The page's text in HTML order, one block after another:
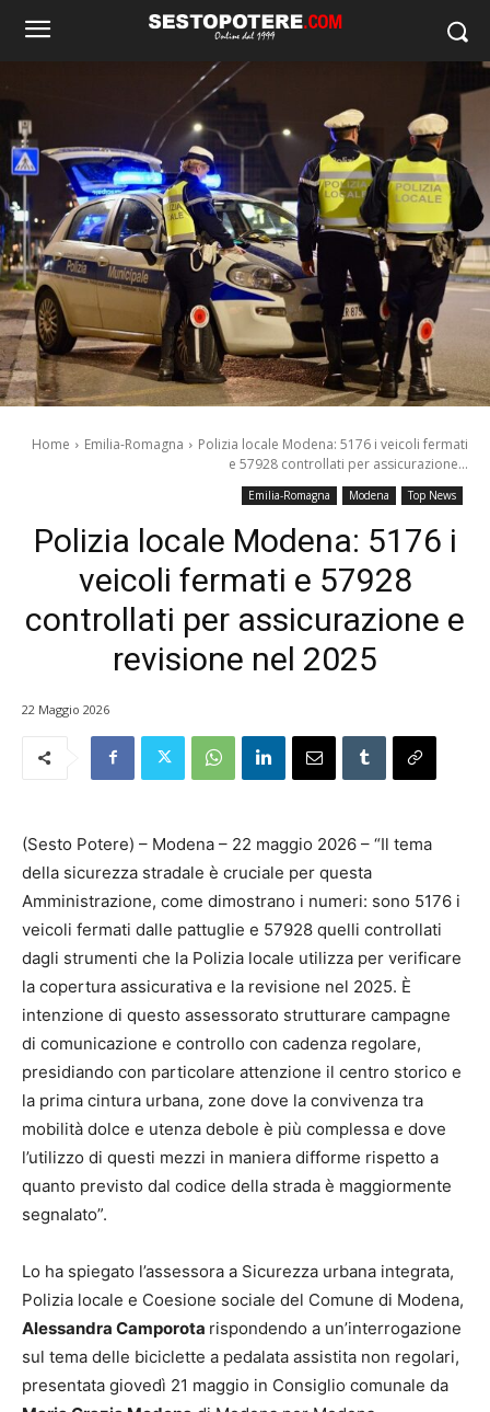
Home Emilia-Romagna
Polizia locale Modena: 5176 i veicoli fermati
e 57928 controllati per assicurazione...
Emilia-Romagna Modena Top News
Polizia locale Modena: 5176 i
veicoli fermati e 57928
controllati per assicurazione e
revisione nel 2025
22 Maggio 2026
(Sesto Potere) – Modena – 22 maggio 2026 – “Il tema
della sicurezza stradale è cruciale per questa
Amministrazione, come dimostrano i numeri: sono 5176 i
veicoli fermati dalle pattuglie e 57928 quelli controllati
dagli strumenti che la Polizia locale utilizza per verificare
la copertura assicurativa e la revisione nel 2025. È
intenzione di questo assessorato strutturare campagne
di comunicazione e controllo con cadenza regolare,
presidiando con particolare attenzione il centro storico e
la prima cintura urbana, zone dove la convivenza tra
mobilità dolce e utenza debole è più complessa e dove
l’utilizzo di questi mezzi in maniera difforme rispetto a
quanto previsto dal codice della strada è maggiormente
segnalato”.
Lo ha spiegato l’assessora a Sicurezza urbana integrata,
Polizia locale e Coesione sociale del Comune di Modena,
Alessandra Camporota rispondendo a un’interrogazione
sul tema delle biciclette a pedalata assistita non regolari,
presentata giovedì 21 maggio in Consiglio comunale da